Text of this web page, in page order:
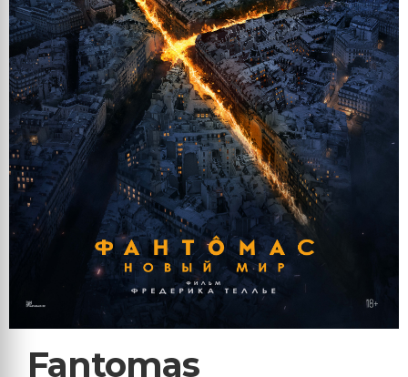
Fantomas